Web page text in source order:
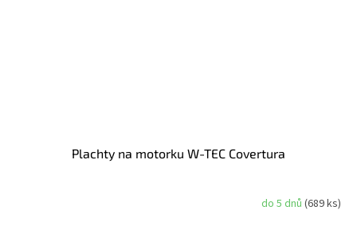
Plachty na motorku W-TEC Covertura
do 5 dnů (689 ks)